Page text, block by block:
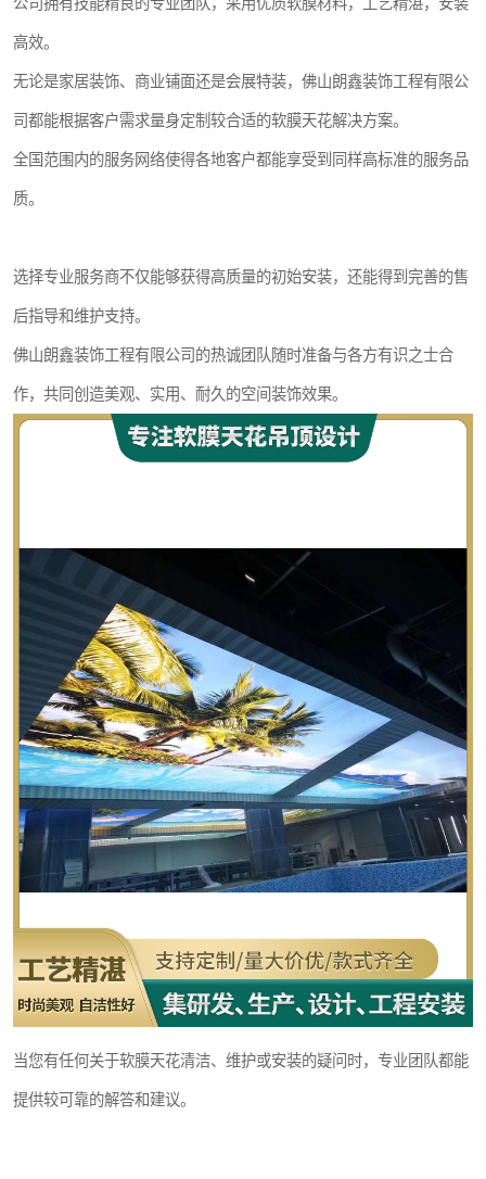
高效。
无论是家居装饰、商业铺面还是会展特装，佛山朗鑫装饰工程有限公
司都能根据客户需求量身定制较合适的软膜天花解决方案。
全国范围内的服务网络使得各地客户都能享受到同样高标准的服务品
质。
选择专业服务商不仅能够获得高质量的初始安装，还能得到完善的售
后指导和维护支持。
佛山朗鑫装饰工程有限公司的热诚团队随时准备与各方有识之士合
作，共同创造美观、实用、耐久的空间装饰效果。
当您有任何关于软膜天花清洁、维护或安装的疑问时，专业团队都能
提供较可靠的解答和建议。